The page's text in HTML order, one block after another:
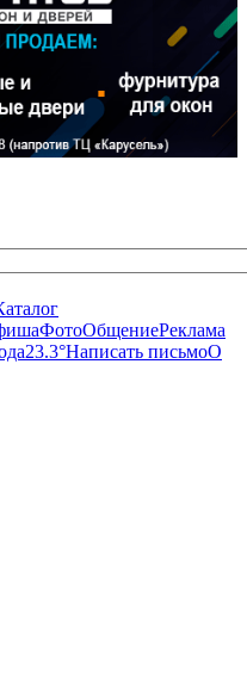
ФотоОбщениеРеклама
23.3°Написать письмоО